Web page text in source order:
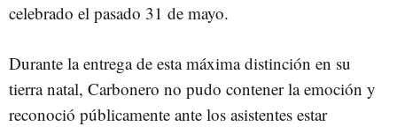
celebrado el pasado 31 de mayo.
Durante la entrega de esta máxima distinción en su
tierra natal, Carbonero no pudo contener la emoción y
reconoció públicamente ante los asistentes estar